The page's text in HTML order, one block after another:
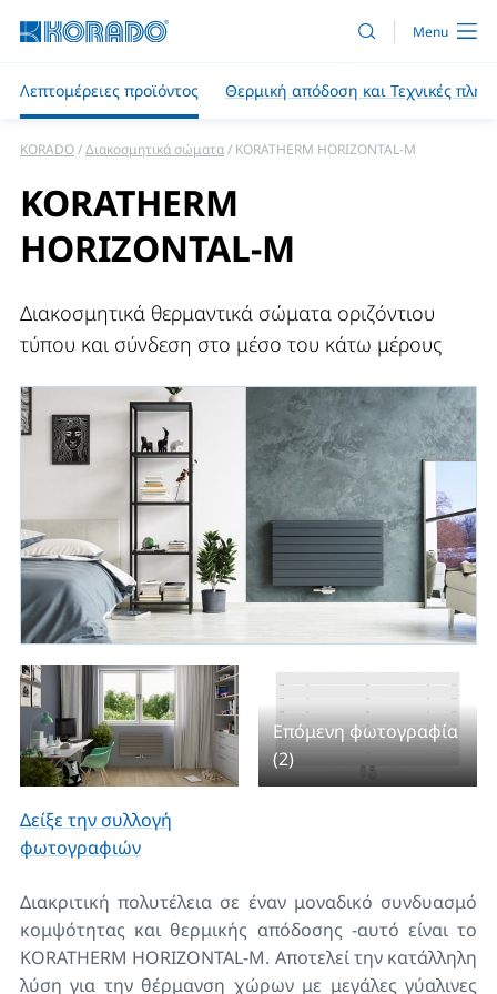
Λεπτομέρειες προϊόντος Θερμική απόδοση και Τεχνικές
KORADO Διακοσμητικά σώματα KORATHERM HORIZONTAL-M
KORATHERM
HORIZONTAL-M
Διακοσμητικά θερμαντικά σώματα οριζόντιου
τύπου και σύνδεση στο μέσο του κάτω μέρους
Επόμενη φωτογραφία
(2)
Δείξε την συλλογή
φωτογραφιών
Διακριτική πολυτέλεια σε έναν μοναδικό συνδυασμό
κομψότητας και θερμικής απόδοσης -αυτό είναι το
KORATHERM HORIZONTAL-M. Αποτελεί την κατάλληλη
λύση για την θέρμανση χώρων με μεγάλες γύαλινες